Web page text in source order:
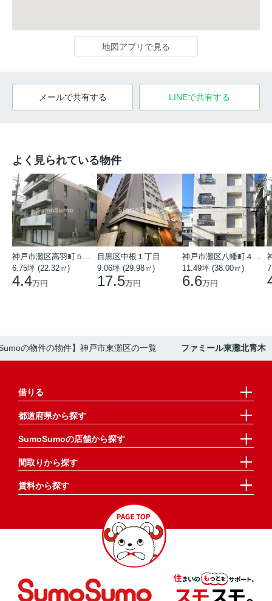
地図アプリで見る
メールで共有する LINEで共有する
よく見られている物件
6.75坪 (22.32㎡)
4.4万円
目黒区中根１丁目
9.06坪 (29.98㎡)
17.5万円
11.49坪 (38.00㎡)
6.6万円
の物件の物件】神戸市東灘区の一覧 ファミール東灘北青木
借りる
都道府県から探す
SumoSumoの店舗から探す
間取りから探す
賃料から探す